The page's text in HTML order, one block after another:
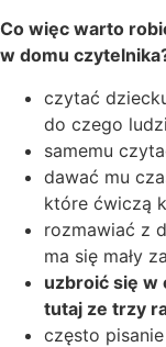
Co więc warto
w domu
czytać
do czego
samemu
dawać mu
które ćwiczą
rozmawiać z
ma się mały
uzbroić się w
tutaj ze trzy
często